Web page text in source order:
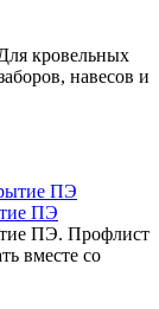
кровельных
навесов и
ПЭ
ПЭ. Профлист
вместе со